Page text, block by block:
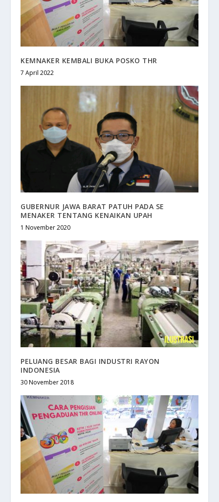
KEMNAKER KEMBALI BUKA POSKO THR
7 April 2022
GUBERNUR JAWA BARAT PATUH PADA SE
MENAKER TENTANG KENAIKAN UPAH
1 November 2020
PELUANG BESAR BAGI INDUSTRI RAYON
INDONESIA
30 November 2018